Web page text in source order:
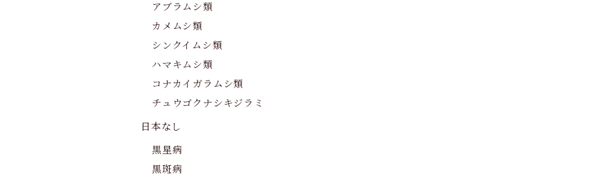
アブラムシ類
カメムシ類
シンクイムシ類
ハマキムシ類
コナカイガラムシ類
チュウゴクナシキジラミ
日本なし
黒星病
黒斑病